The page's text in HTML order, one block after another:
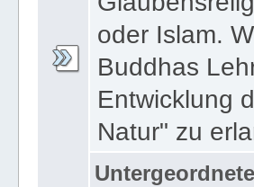
oder Islam.
Buddhas
Entwicklung
Natur" zu